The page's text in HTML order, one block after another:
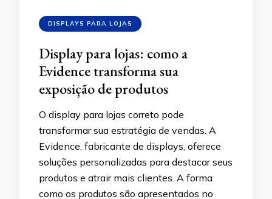
DISPLAYS PARA LOJAS
Display para lojas: como a
Evidence transforma sua
exposição de produtos
O display para lojas correto pode
transformar sua estratégia de vendas. A
Evidence, fabricante de displays, oferece
soluções personalizadas para destacar seus
produtos e atrair mais clientes. A forma
como os produtos são apresentados no